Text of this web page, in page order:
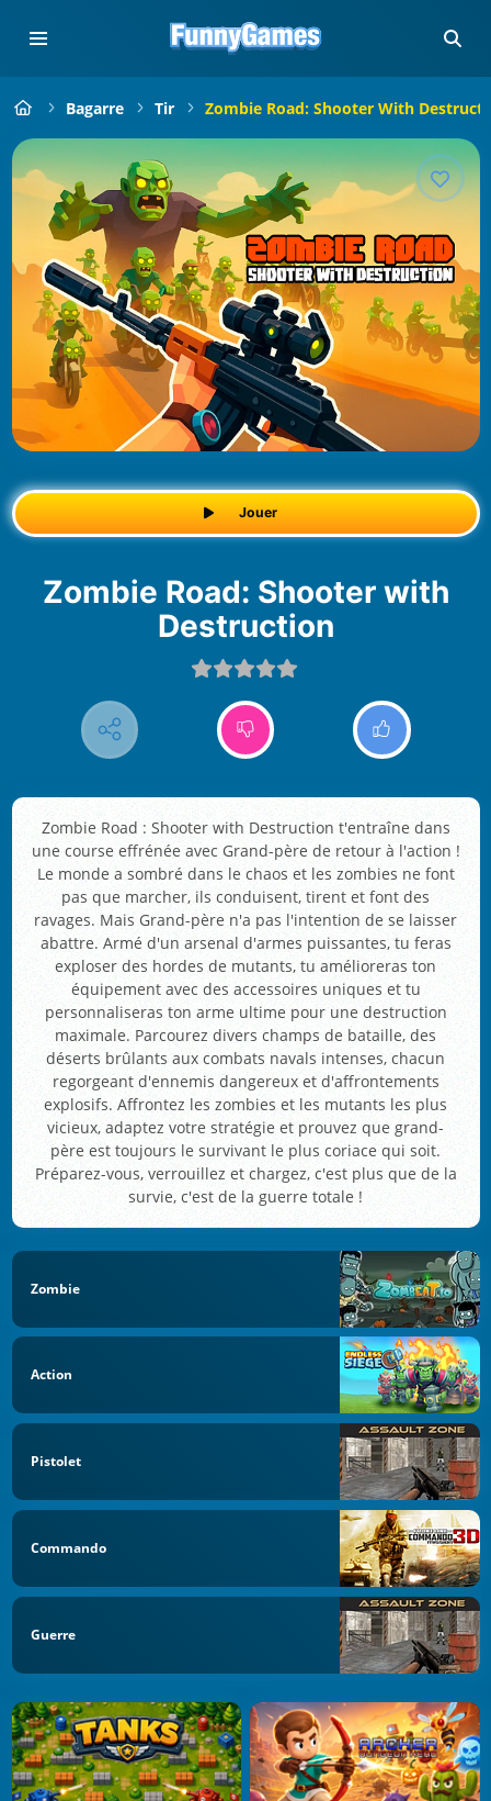
Bagarre Tir Zombie Road: Shooter With
Jouer
Zombie Road: Shooter with
Destruction
Zombie Road : Shooter with Destruction t'entraîne dans
une course effrénée avec Grand-père de retour à l'action !
Le monde a sombré dans le chaos et les zombies ne font
pas que marcher, ils conduisent, tirent et font des
ravages. Mais Grand-père n'a pas l'intention de se laisser
abattre. Armé d'un arsenal d'armes puissantes, tu feras
exploser des hordes de mutants, tu amélioreras ton
équipement avec des accessoires uniques et tu
personnaliseras ton arme ultime pour une destruction
maximale. Parcourez divers champs de bataille, des
déserts brûlants aux combats navals intenses, chacun
regorgeant d'ennemis dangereux et d'affrontements
explosifs. Affrontez les zombies et les mutants les plus
vicieux, adaptez votre stratégie et prouvez que grand-
père est toujours le survivant le plus coriace qui soit.
Préparez-vous, verrouillez et chargez, c'est plus que de la
survie, c'est de la guerre totale !
Zombie
Action
Pistolet
Commando
Guerre